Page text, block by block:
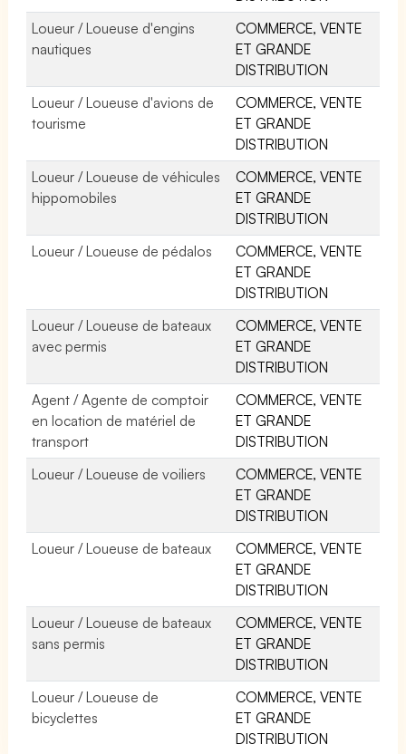
Loueur / Loueuse d'engins
nautiques
COMMERCE, VENTE
ET GRANDE
DISTRIBUTION
Loueur / Loueuse d'avions de
tourisme
COMMERCE, VENTE
ET GRANDE
DISTRIBUTION
Loueur / Loueuse de véhicules
hippomobiles
COMMERCE, VENTE
ET GRANDE
DISTRIBUTION
Loueur / Loueuse de pédalos
COMMERCE, VENTE
ET GRANDE
DISTRIBUTION
Loueur / Loueuse de bateaux
avec permis
COMMERCE, VENTE
ET GRANDE
DISTRIBUTION
Agent / Agente de comptoir
en location de matériel de
transport
COMMERCE, VENTE
ET GRANDE
DISTRIBUTION
Loueur / Loueuse de voiliers
COMMERCE, VENTE
ET GRANDE
DISTRIBUTION
Loueur / Loueuse de bateaux
COMMERCE, VENTE
ET GRANDE
DISTRIBUTION
Loueur / Loueuse de bateaux
sans permis
COMMERCE, VENTE
ET GRANDE
DISTRIBUTION
Loueur / Loueuse de
bicyclettes
COMMERCE, VENTE
ET GRANDE
DISTRIBUTION